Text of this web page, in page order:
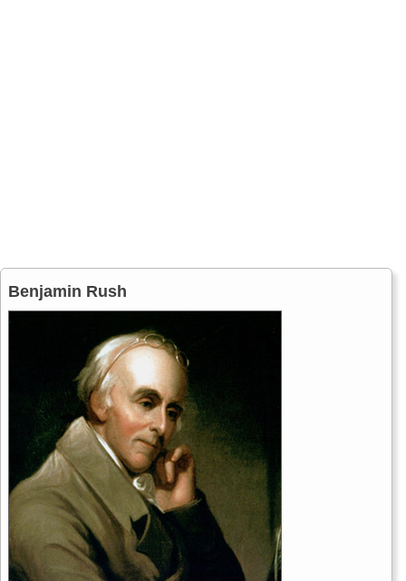
Benjamin Rush